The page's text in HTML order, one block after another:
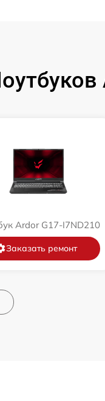
Ardor G17-I7ND210
Заказать ремонт